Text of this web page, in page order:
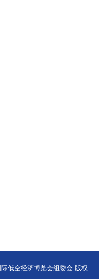
低空经济博览会组委会 版权